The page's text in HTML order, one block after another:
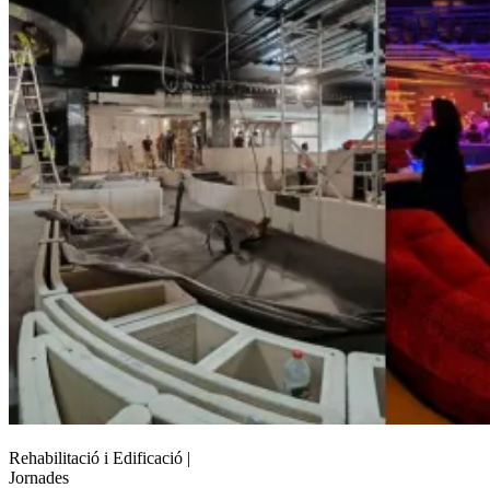
Rehabilitació i Edificació |
Jornades